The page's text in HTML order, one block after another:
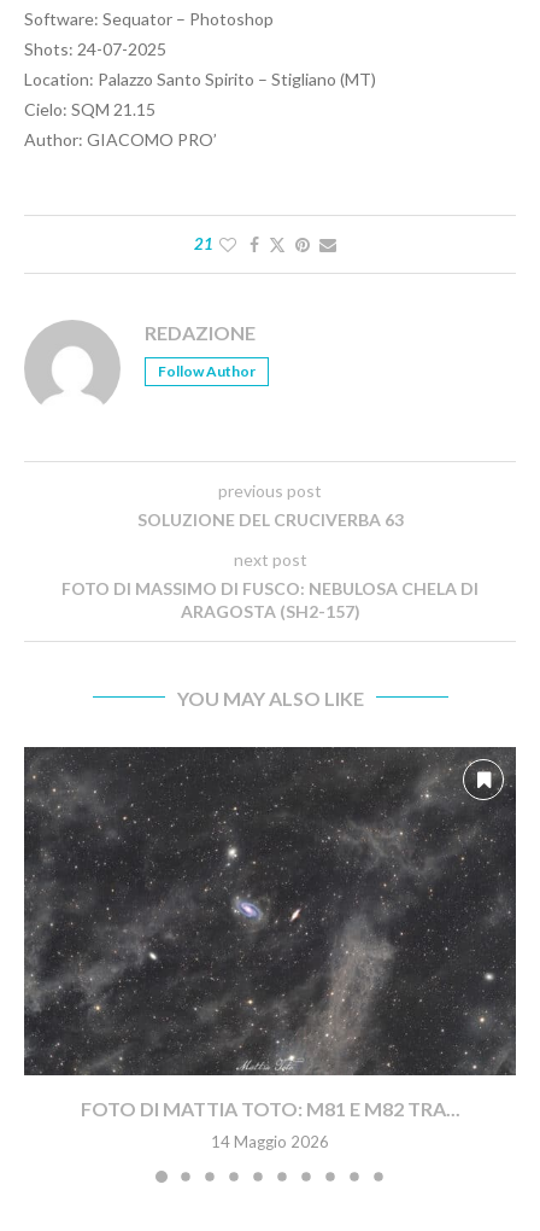
Software: Sequator – Photoshop
Shots: 24-07-2025
Location: Palazzo Santo Spirito – Stigliano (MT)
Cielo: SQM 21.15
Author: GIACOMO PRO’
21
REDAZIONE
Follow Author
previous post
SOLUZIONE DEL CRUCIVERBA 63
next post
FOTO DI MASSIMO DI FUSCO: NEBULOSA CHELA DI
ARAGOSTA (SH2-157)
YOU MAY ALSO LIKE
FOTO DI MATTIA TOTO: M81 E M82 TRA...
14 Maggio 2026